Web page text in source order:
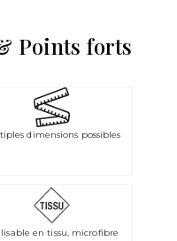
Points forts
dimensions possibles
en tissu, microfibre